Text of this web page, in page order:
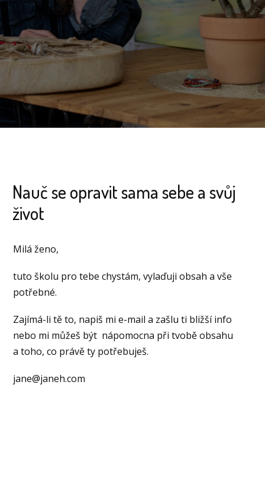
Nauč se opravit sama sebe a svůj
život
Milá ženo,
tuto školu pro tebe chystám, vylaďuji obsah a vše
potřebné.
Zajímá-li tě to, napiš mi e-mail a zašlu ti bližší info
nebo mi můžeš být nápomocna při tvobě obsahu
a toho, co právě ty potřebuješ.
jane@janeh.com